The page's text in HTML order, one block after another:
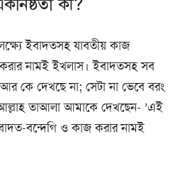
কী?
ইবাদতসহ যাবতীয় কাজ
করার নামই ইখলাস। ইবাদতসহ সব
কে দেখছে না; সেটা না ভেবে বরং
আল্লাহ তাআলা আমাকে দেখছেন- ’এই
বন্দেগি ও কাজ করার নামই